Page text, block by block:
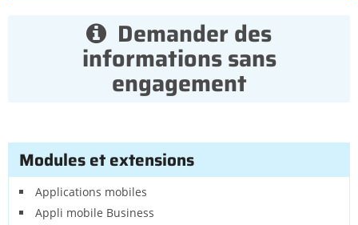
Demander des
informations sans
engagement
Modules et extensions
Applications mobiles
Appli mobile Business